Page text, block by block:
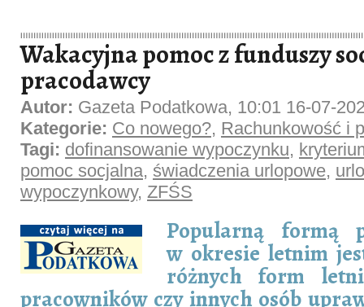
Wakacyjna pomoc z funduszy
pracodawcy
Autor: Gazeta Podatkowa, 10:01 16-07-
Kategorie: Co nowego?, Rachunkowość i
Tagi: dofinansowanie wypoczynku,
pomoc socjalna, świadczenia urlopowe,
wypoczynkowy, ZFŚS
Popularną formą
w okresie letnim
różnych form
pracowników czy innych osób